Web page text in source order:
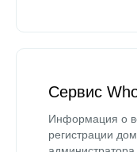
Сервис
Информация о
регистрации